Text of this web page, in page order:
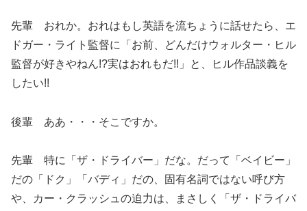
先輩 おれか。おれはもし英語を流ちょうに話せたら、エ
ドガー・ライト監督に「お前、どんだけウォルター・ヒル
監督が好きやねん!?実はおれもだ!!」と、ヒル作品談義を
したい!!
後輩 ああ・・・そこですか。
先輩 特に「ザ・ドライバー」だな。だって「ベイビー」
だの「ドク」「バディ」だの、固有名詞ではない呼び方
や、カー・クラッシュの迫力は、まさしく「ザ・ドライバ